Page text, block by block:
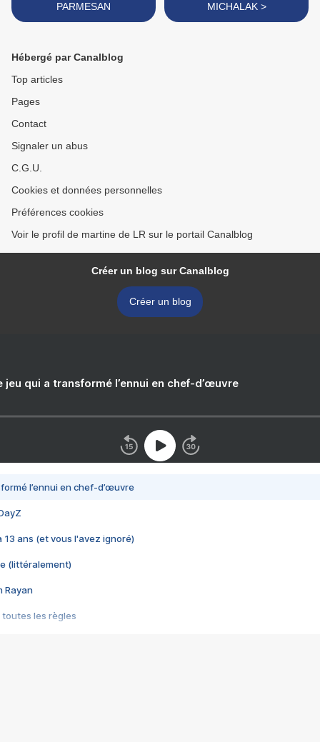
PARMESAN
MICHALAK >
Hébergé par Canalblog
Top articles
Pages
Contact
Signaler un abus
C.G.U.
Cookies et données personnelles
Préférences cookies
Voir le profil de martine de LR sur le portail Canalblog
Créer un blog sur Canalblog
Créer un blog
jeu qui a transformé l’ennui en chef-d’œuvre
l’ennui en chef-d’œuvre
13 ans (et vous l'avez ignoré)
(littéralement)
Rayan
toutes les règles